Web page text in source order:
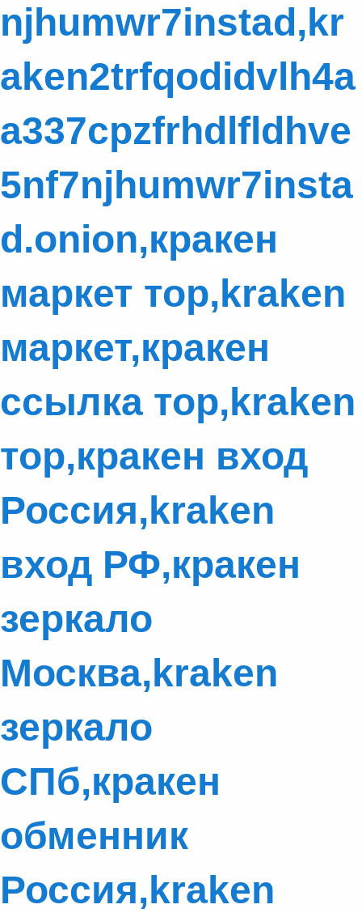
njhumwr7instad,kr
aken2trfqodidvlh4a
a337cpzfrhdlfldhve
5nf7njhumwr7insta
d.onion,кракен
маркет тор,kraken
маркет,кракен
ссылка тор,kraken
тор,кракен вход
Россия,kraken
вход РФ,кракен
зеркало
Москва,kraken
зеркало
СПб,кракен
обменник
Россия,kraken